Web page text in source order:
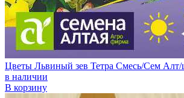
Цветы Львиный зев Тетра Смесь/Сем Алт/
в наличии
В корзину